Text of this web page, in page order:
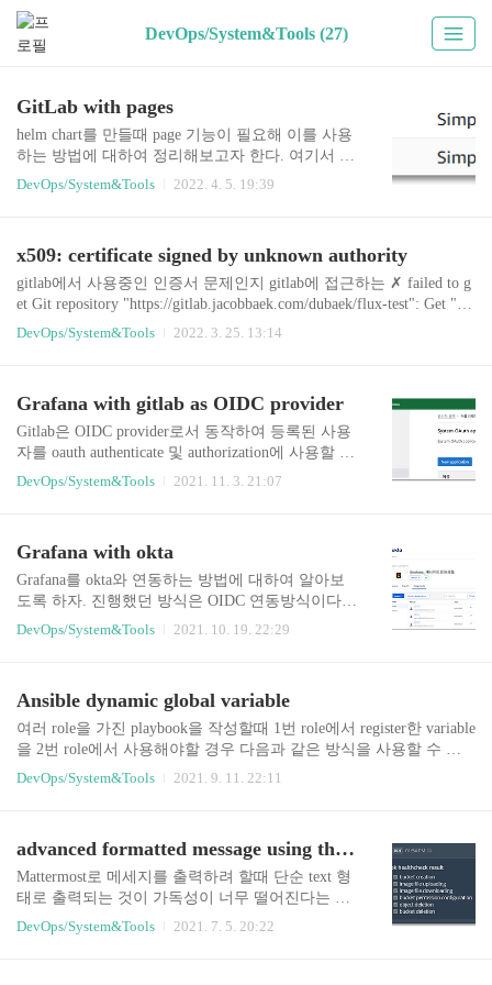
DevOps/System&Tools (27)
GitLab with pages
helm chart를 만들때 page 기능이 필요해 이를 사용
하는 방법에 대하여 정리해보고자 한다. 여기서 사
용하려는 버전은 self-managed 즉 private 환경에서
사용하는 방법이라 보면된다. Have to know 먼저
버에서 동작되며 secondary IP를 사용하여 Pages에
접근이 되는 환경 Pages daemon이 GitLab과 다른 서
버에서 동작 Pages daemon이 GitLab과 동일 서버에
(이 환경은 Load Balancer를 이용한 proxy환경이 필
DevOps/System&Tools 2022. 4. 5. 19:39
x509: certificate signed by unknown authority
gitlab에서 사용중인 인증서 문제인지 gitlab에 접근하는 ✗ failed to g
et Git repository "https://gitlab.jacobbaek.com/dubaek/flux-test": Get "htt
ps://gitlab.jacobbaek.com/api/v4/projects/dubaek%2Fflux-test": x509: cer
tificate signed by unknown authorityPC에서 사용중인 루트 인증서 리
bbaek.com:443 CONNECTED(00000003) depth=..
DevOps/System&Tools 2022. 3. 25. 13:14
Grafana with gitlab as OIDC provider
Gitlab은 OIDC provider로서 동작하여 등록된 사용
자를 oauth authenticate 및 authorization에 사용할 수
있게 해준다. 실제 OIDC provider 로써 어떻게 해야
동작되며 이를 어떻게 client side에서 설정하는지에
기 위해 docker-compose로 구동을 시켜보았다.) Gitl
ab Gitlab은 구동시 별도의 작업을 해줄 필요는 없
다. 다만 expire token과 같은 기능을 사용하고자 한
한다. application 화면에서 다음과 같이 설정을 진
DevOps/System&Tools 2021. 11. 3. 21:07
Grafana with okta
Grafana를 okta와 연동하는 방법에 대하여 알아보
도록 하자. 진행했던 방식은 OIDC 연동방식이다.
순서 okta app 생성 okta 사용자 추가 grafana 연동
설정 grafana rbac 설정 1. okta 설정 별도의 app 생성
않았다. 주의할것은 url 설정이며 Grafana에서 okta
연동시 사용되는 url은 /login/okta를 포함한 주소이
다. https://grafana.com/docs/grafana/latest/auth/okta/#c
ta 화면에 app이 표출이 될 사용자를 추가하자. (여
DevOps/System&Tools 2021. 10. 19. 22:29
Ansible dynamic global variable
여러 role을 가진 playbook을 작성할때 1번 role에서 register한 variable
을 2번 role에서 사용해야할 경우 다음과 같은 방식을 사용할 수 있
다. 먼저 1번 Role에서 변수를 register하게 된다. 당시 수행된 host를
기억해두자. - name: make a global variable shell: pwd register: cmd_res
group)를 사용하여 아래와 같이 앞서 등록한 cmd_result 라는 결과를
출력할 수 있다. - name: prin..
DevOps/System&Tools 2021. 9. 11. 22:11
advanced formatted message using the mattermost attachments
Mattermost로 메세지를 출력하려 할때 단순 text 형
태로 출력되는 것이 가독성이 너무 떨어진다는 판
단이 들어 AlertManager에서 Slack에 출력시키는 것
처럼 할수 있는 방법이 없을까 조사하게 되었고 다
DevOps/System&Tools 2021. 7. 5. 20:22